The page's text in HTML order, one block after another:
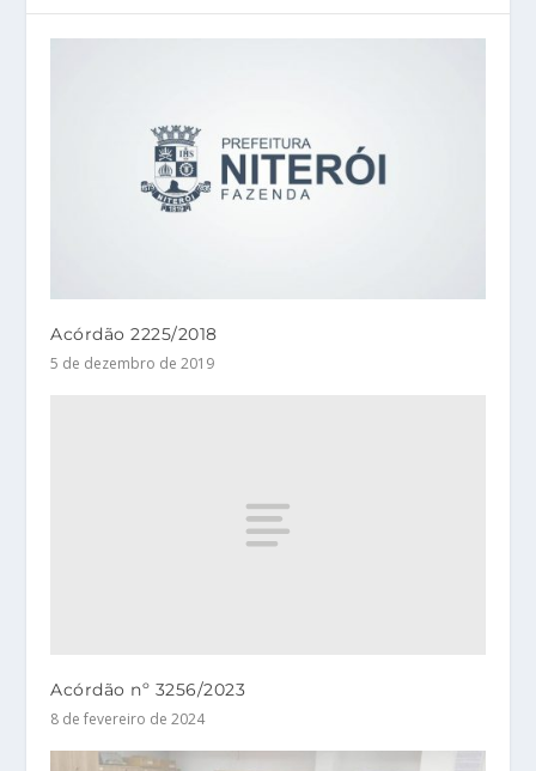
Acórdão 2225/2018
5 de dezembro de 2019
Acórdão nº 3256/2023
8 de fevereiro de 2024